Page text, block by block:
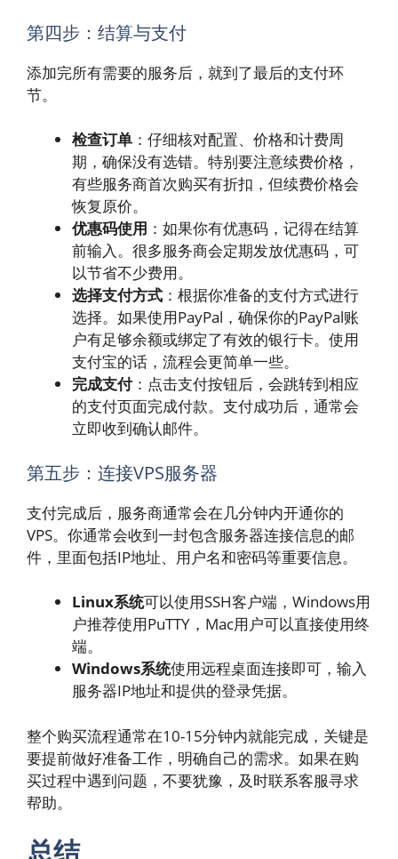
第四步：结算与支付
添加完所有需要的服务后，就到了最后的支付环
节。
检查订单 ：仔细核对配置、价格和计费周
期，确保没有选错。特别要注意续费价格，
有些服务商首次购买有折扣，但续费价格会
恢复原价。
优惠码使用 ：如果你有优惠码，记得在结算
前输入。很多服务商会定期发放优惠码，可
以节省不少费用。
选择支付方式 ：根据你准备的支付方式进行
选择。如果使用PayPal，确保你的PayPal账
户有足够余额或绑定了有效的银行卡。使用
支付宝的话，流程会更简单一些。
完成支付：点击支付按钮后，会跳转到相应
的支付页面完成付款。支付成功后，通常会
立即收到确认邮件。
第五步：连接VPS服务器
支付完成后，服务商通常会在几分钟内开通你的
VPS。你通常会收到一封包含服务器连接信息的邮
件，里面包括IP地址、用户名和密码等重要信息。
Linux系统可以使用SSH客户端，Windows用
户推荐使用PuTTY，Mac用户可以直接使用终
端。
Windows系统使用远程桌面连接即可，输入
服务器IP地址和提供的登录凭据。
整个购买流程通常在10-15分钟内就能完成，关键是
要提前做好准备工作，明确自己的需求。如果在购
买过程中遇到问题，不要犹豫，及时联系客服寻求
帮助。
总结